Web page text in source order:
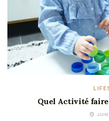
Quel Activité faire